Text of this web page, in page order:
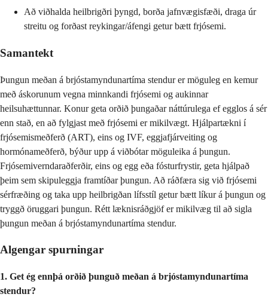
Að viðhalda heilbrigðri þyngd, borða jafnvægisfæði, draga úr
streitu og forðast reykingar/áfengi getur bætt frjósemi.
Samantekt
Þungun meðan á brjóstamyndunartíma stendur er möguleg en kemur
með áskorunum vegna minnkandi frjósemi og aukinnar
heilsuhættunnar. Konur geta orðið þungaðar náttúrulega ef egglos á sér
enn stað, en að fylgjast með frjósemi er mikilvægt. Hjálpartækni í
frjósemismeðferð (ART), eins og IVF, eggjafjárveiting og
hormónameðferð, býður upp á viðbótar möguleika á þungun.
Frjósemiverndaraðferðir, eins og egg eða fósturfrystir, geta hjálpað
þeim sem skipuleggja framtíðar þungun. Að ráðfæra sig við frjósemi
sérfræðing og taka upp heilbrigðan lífsstíl getur bætt líkur á þungun og
tryggð öruggari þungun. Rétt læknisráðgjöf er mikilvæg til að sigla
þungun meðan á brjóstamyndunartíma stendur.
Algengar spurningar
1. Get ég ennþá orðið þunguð meðan á brjóstamyndunartíma
stendur?